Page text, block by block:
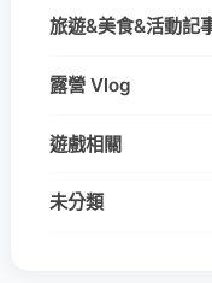
旅遊&美食&活動記
露營 Vlog
遊戲相關
未分類